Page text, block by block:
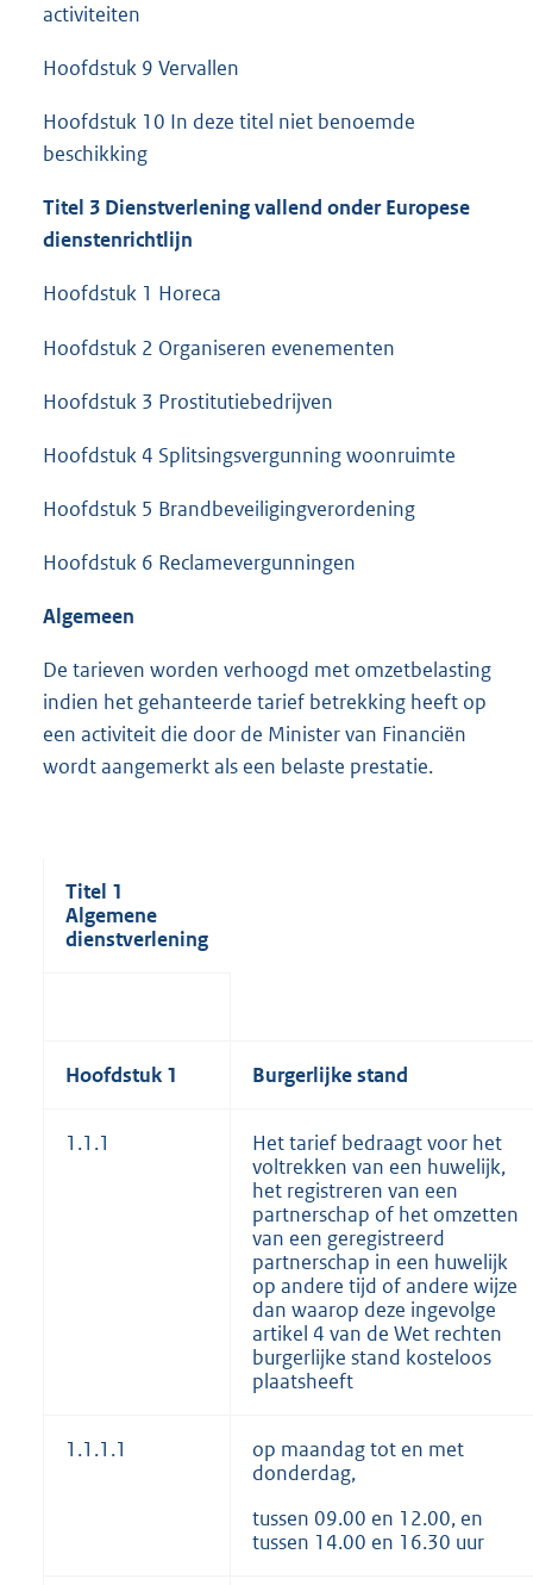
activiteiten
Hoofdstuk 9 Vervallen
Hoofdstuk 10 In deze titel niet benoemde
beschikking
Titel 3 Dienstverlening vallend onder Europese
dienstenrichtlijn
Hoofdstuk 1 Horeca
Hoofdstuk 2 Organiseren evenementen
Hoofdstuk 3 Prostitutiebedrijven
Hoofdstuk 4 Splitsingsvergunning woonruimte
Hoofdstuk 5 Brandbeveiligingverordening
Hoofdstuk 6 Reclamevergunningen
Algemeen
De tarieven worden verhoogd met omzetbelasting
indien het gehanteerde tarief betrekking heeft op
een activiteit die door de Minister van Financiën
wordt aangemerkt als een belaste prestatie.
Titel 1
Algemene
dienstverlening
Hoofdstuk 1 Burgerlijke stand
1.1.1
Het tarief bedraagt voor het
voltrekken van een huwelijk,
het registreren van een
partnerschap of het omzetten
van een geregistreerd
partnerschap in een huwelijk
op andere tijd of andere wijze
dan waarop deze ingevolge
artikel 4 van de Wet rechten
burgerlijke stand kosteloos
plaatsheeft
1.1.1.1
op maandag tot en met
donderdag,
tussen 09.00 en 12.00, en
tussen 14.00 en 16.30 uur